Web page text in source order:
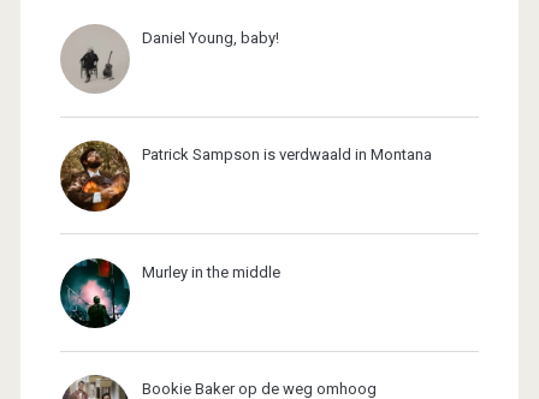
Daniel Young, baby!
Patrick Sampson is verdwaald in Montana
Murley in the middle
Bookie Baker op de weg omhoog